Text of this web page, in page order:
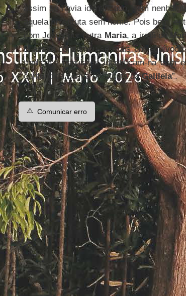
assim se havia identificado, sem
aquela prostituta sem nome. Pois bem,
com Jesus por outra Maria, a irmã de
E assim consumou-se mais um equívoco
tradições populares identificam-na com
confundida com a prostituta daGalileia”.
⚠️ Comunicar erro